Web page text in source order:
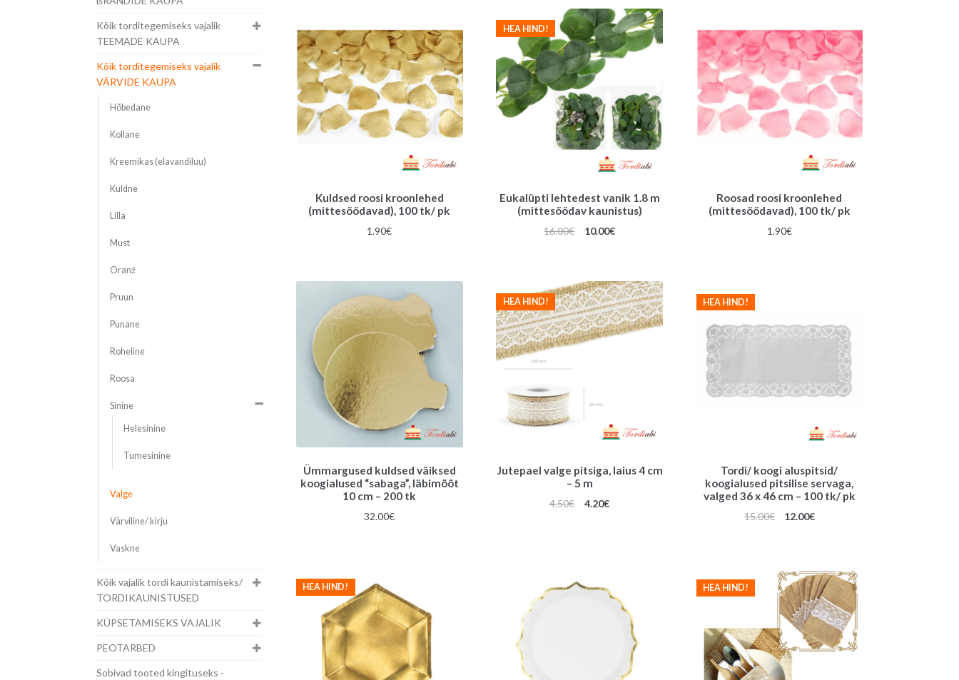
:
Kuldsed roosi kroonlehed
(mittesöödavad), 100 tk/ pk
1.90€
Eukalüpti lehtedest vanik 1.8 m
(mittesöödav kaunistus)
HEA HIND!
16.00€
Algne
10.00€Praegune
Roosad roosi kroonlehed
(mittesöödavad), 100 tk/ pk
1.90€
Ümmargused kuldsed väiksed
koogialused “sabaga”, läbimõõt
10 cm – 200 tk
32.00€
Jutepael valge pitsiga, laius 4 cm
– 5 m
HEA HIND!
4.50€
Algne
4.20€Praegune
Tordi/ koogi aluspitsid/
koogialused pitsilise servaga,
valged 36 x 46 cm – 100 tk/ pk
HEA HIND!
15.00€
Algne
12.00€Praegune
HEA HIND! HEA HIND!
Kõik torditegemiseks vajalik
TEEMADE KAUPA
Kõik torditegemiseks vajalik
VÄRVIDE KAUPA
Hõbedane
Kollane
Kreemikas (elavandiluu)
Kuldne
Lilla
Must
Oranž
Pruun
Punane
Roheline
Roosa
Sinine
Helesinine
Tumesinine
Valge
Värviline/ kirju
Vaskne
Kõik vajalik tordi kaunistamiseks/
TORDIKAUNISTUSED
KÜPSETAMISEKS VAJALIK
PEOTARBED
Sobivad tooted kingituseks -